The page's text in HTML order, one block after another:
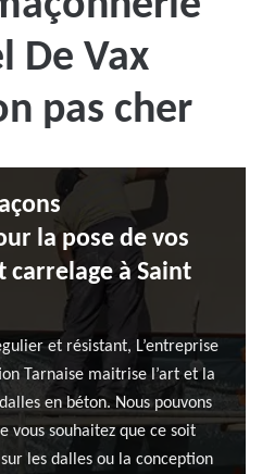
De Vax
pas cher
la pose de vos
carrelage à Saint
et résistant, L’entreprise
Tarnaise maitrise l’art et la
en béton. Nous pouvons
vous souhaitez que ce soit
les dalles ou la conception